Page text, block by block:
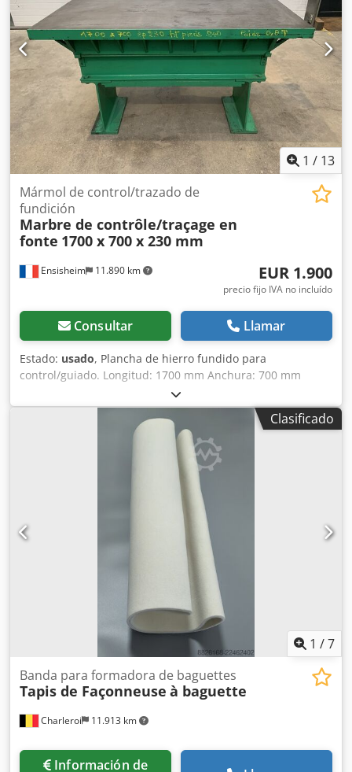
1 / 13
Ensisheim 11.890 km
Mármol de control/trazado de
fundición
Marbre de contrôle/traçage en
fonte 1700 x 700 x 230 mm
EUR 1.900
precio fijo IVA no incluído
Consultar Llamar
Estado: usado, Plancha de hierro fundido para
control/guiado. Longitud: 1700 mm Anchura: 700 mm
Cedozqzy Depfx Amueha Grosor: 230 mm Altura sobre los
apoyos: 940 mm Peso: 0,8 toneladas
Clasificado
1 /7
Charleroi 11.913 km
Banda para formadora de baguettes
Tapis de Façonneuse à baguette
Información de